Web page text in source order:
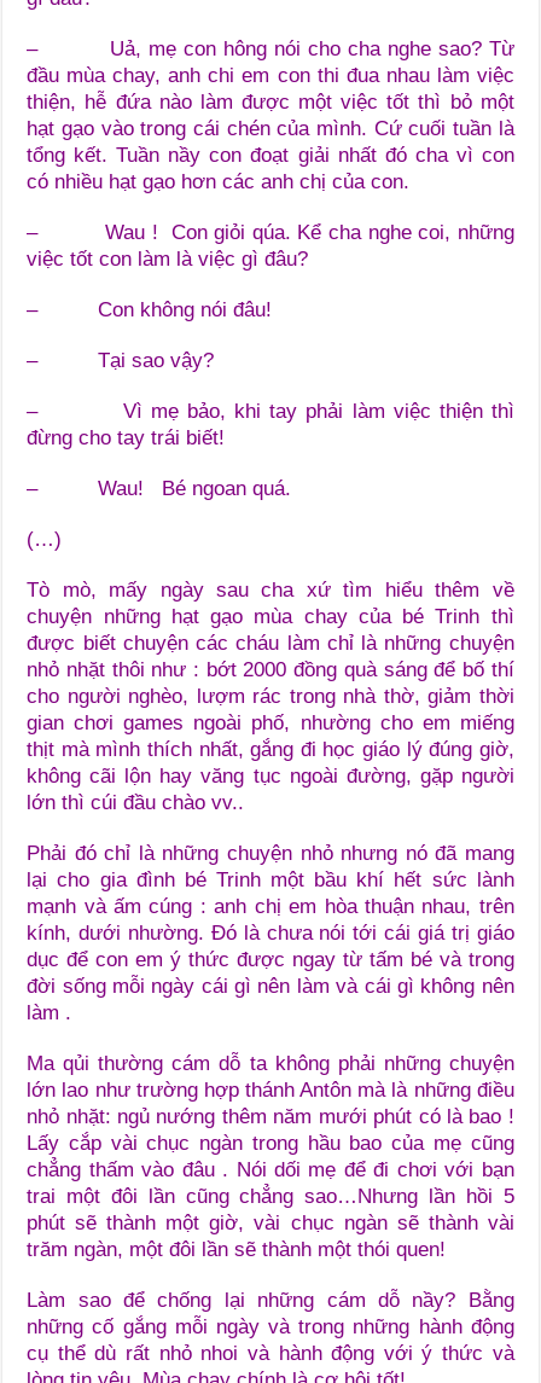
– Uả, mẹ con hông nói cho cha nghe sao? Từ
đầu mùa chay, anh chi em con thi đua nhau làm việc
thiện, hễ đứa nào làm được một việc tốt thì bỏ một
hạt gạo vào trong cái chén của mình. Cứ cuối tuần là
tổng kết. Tuần nầy con đoạt giải nhất đó cha vì con
có nhiều hạt gạo hơn các anh chị của con.
– Wau ! Con giỏi qúa. Kể cha nghe coi, những
việc tốt con làm là việc gì đâu?
– Con không nói đâu!
– Tại sao vậy?
– Vì mẹ bảo, khi tay phải làm việc thiện thì
đừng cho tay trái biết!
– Wau! Bé ngoan quá.
(…)
Tò mò, mấy ngày sau cha xứ tìm hiểu thêm về
chuyện những hạt gạo mùa chay của bé Trinh thì
được biết chuyện các cháu làm chỉ là những chuyện
nhỏ nhặt thôi như : bớt 2000 đồng quà sáng để bố thí
cho người nghèo, lượm rác trong nhà thờ, giảm thời
gian chơi games ngoài phố, nhường cho em miếng
thịt mà mình thích nhất, gắng đi học giáo lý đúng giờ,
không cãi lộn hay văng tục ngoài đường, gặp người
lớn thì cúi đầu chào vv..
Phải đó chỉ là những chuyện nhỏ nhưng nó đã mang
lại cho gia đình bé Trinh một bầu khí hết sức lành
mạnh và ấm cúng : anh chị em hòa thuận nhau, trên
kính, dưới nhường. Đó là chưa nói tới cái giá trị giáo
dục để con em ý thức được ngay từ tấm bé và trong
đời sống mỗi ngày cái gì nên làm và cái gì không nên
làm .
Ma qủi thường cám dỗ ta không phải những chuyện
lớn lao như trường hợp thánh Antôn mà là những điều
nhỏ nhặt: ngủ nướng thêm năm mưới phút có là bao !
Lấy cắp vài chục ngàn trong hầu bao của mẹ cũng
chẳng thấm vào đâu . Nói dối mẹ để đi chơi với bạn
trai một đôi lần cũng chẳng sao…Nhưng lần hồi 5
phút sẽ thành một giờ, vài chục ngàn sẽ thành vài
trăm ngàn, một đôi lần sẽ thành một thói quen!
Làm sao để chống lại những cám dỗ nầy? Bằng
những cố gắng mỗi ngày và trong những hành động
cụ thể dù rất nhỏ nhoi và hành động với ý thức và